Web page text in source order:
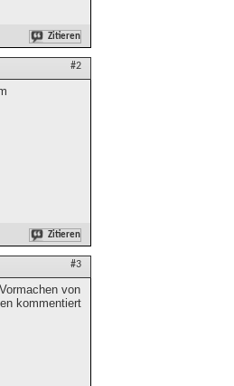
Zitieren
#2
Zitieren
#3
von
kommentiert